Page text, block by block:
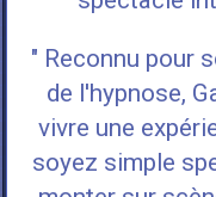
" Reconnu pour
de l'hypnose,
vivre une
soyez simple